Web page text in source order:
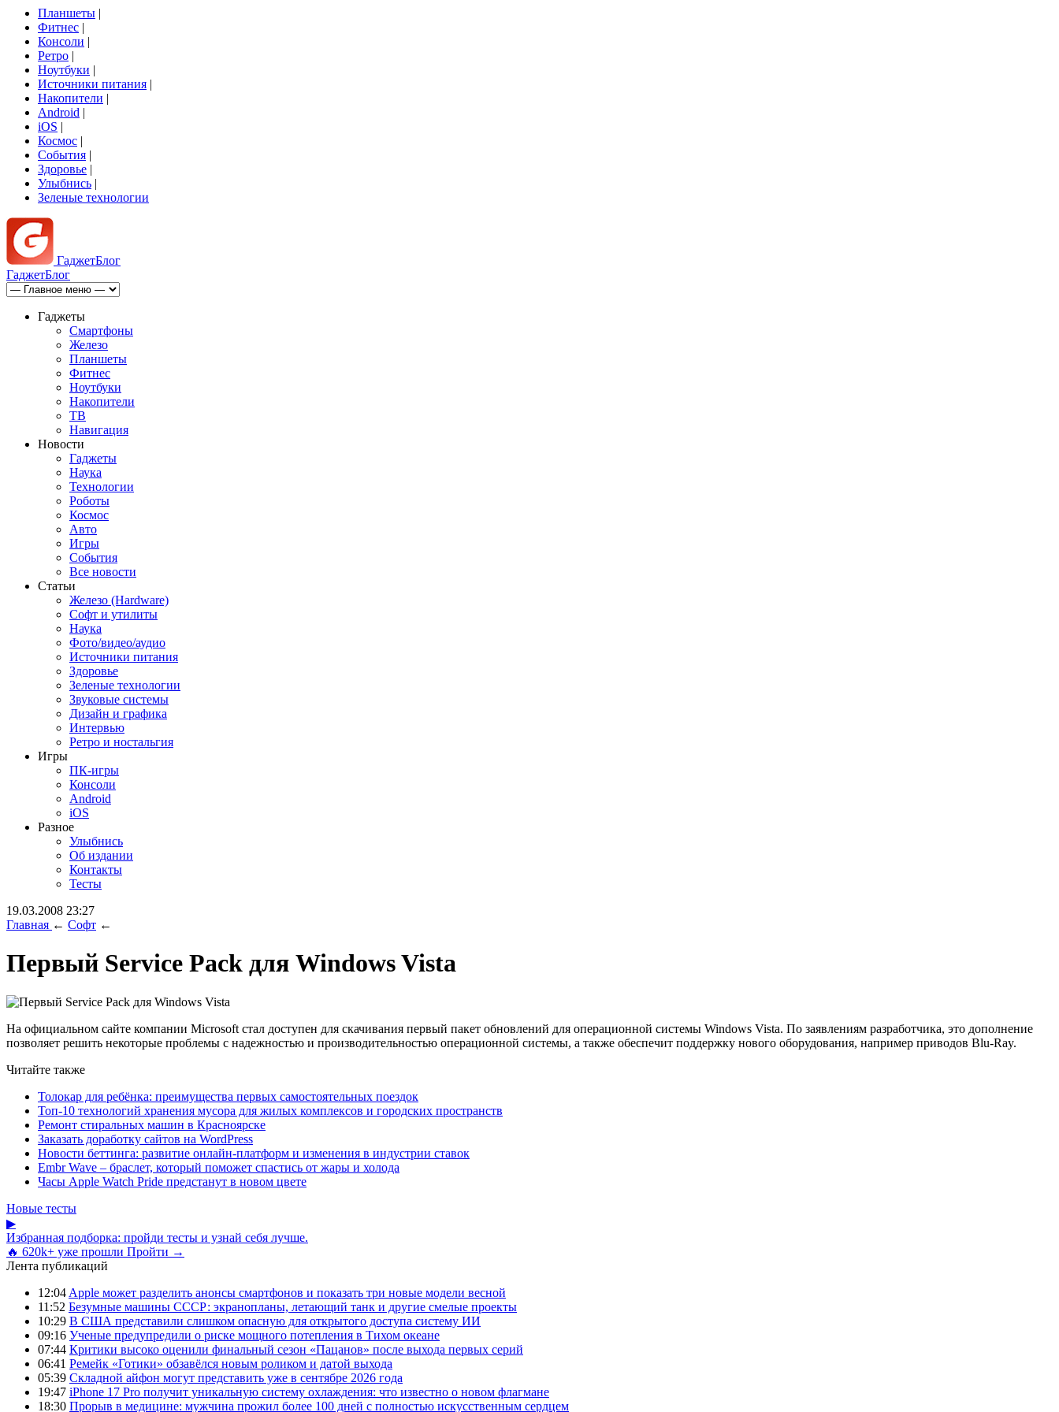
Планшеты |
Фитнес |
Консоли |
Ретро |
Ноутбуки |
Источники питания |
Накопители |
Android |
iOS |
Космос |
События |
Здоровье |
Улыбнись |
Зеленые технологии
ГаджетБлог
ГаджетБлог
Гаджеты
Смартфоны
Железо
Планшеты
Фитнес
Ноутбуки
Накопители
ТВ
Навигация
Новости
Гаджеты
Наука
Технологии
Роботы
Космос
Авто
Игры
События
Все новости
Статьи
Железо (Hardware)
Софт и утилиты
Наука
Фото/видео/аудио
Источники питания
Здоровье
Зеленые технологии
Звуковые системы
Дизайн и графика
Интервью
Ретро и ностальгия
Игры
ПК-игры
Консоли
Android
iOS
Разное
Улыбнись
Об издании
Контакты
Тесты
19.03.2008 23:27
Главная ← Софт ←
Первый Service Pack для Windows Vista
На официальном сайте компании Microsoft стал доступен для скачивания первый пакет обновлений для операционной системы Windows Vista. По заявлениям разработчика, это дополнение
позволяет решить некоторые проблемы с надежностью и производительностью операционной системы, а также обеспечит поддержку нового оборудования, например приводов Blu-Ray.
Читайте также
Толокар для ребёнка: преимущества первых самостоятельных поездок
Топ-10 технологий хранения мусора для жилых комплексов и городских пространств
Ремонт стиральных машин в Красноярске
Заказать доработку сайтов на WordPress
Новости беттинга: развитие онлайн-платформ и изменения в индустрии ставок
Embr Wave – браслет, который поможет спастись от жары и холода
Часы Apple Watch Pride предстанут в новом цвете
Новые тесты
▶
Избранная подборка: пройди тесты и узнай себя лучше.
🔥 620k+ уже прошли Пройти →
Лента публикаций
12:04 Apple может разделить анонсы смартфонов и показать три новые модели весной
11:52 Безумные машины СССР: экранопланы, летающий танк и другие смелые проекты
10:29 В США представили слишком опасную для открытого доступа систему ИИ
09:16 Ученые предупредили о риске мощного потепления в Тихом океане
07:44 Критики высоко оценили финальный сезон «Пацанов» после выхода первых серий
06:41 Ремейк «Готики» обзавёлся новым роликом и датой выхода
05:39 Складной айфон могут представить уже в сентябре 2026 года
19:47 iPhone 17 Pro получит уникальную систему охлаждения: что известно о новом флагмане
18:30 Прорыв в медицине: мужчина прожил более 100 дней с полностью искусственным сердцем